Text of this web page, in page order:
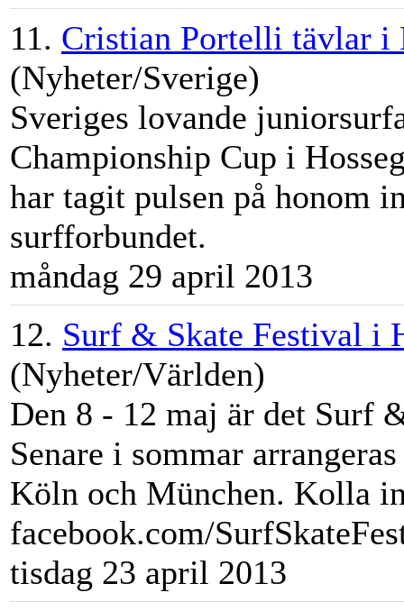
11. Cristian Portelli tävlar i
(Nyheter/Sverige)
Sveriges lovande
Championship Cup i
har tagit pulsen på honom
surfforbundet.
måndag 29 april 2013
12. Surf & Skate Festival i
(Nyheter/Världen)
Den 8 - 12 maj är det Surf
Senare i sommar
Köln och München. Kolla
facebook.com/
tisdag 23 april 2013